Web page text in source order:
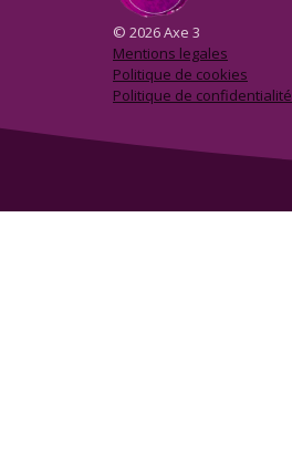
© 2026 Axe 3
Mentions legales
Politique de cookies
Politique de confidentialité